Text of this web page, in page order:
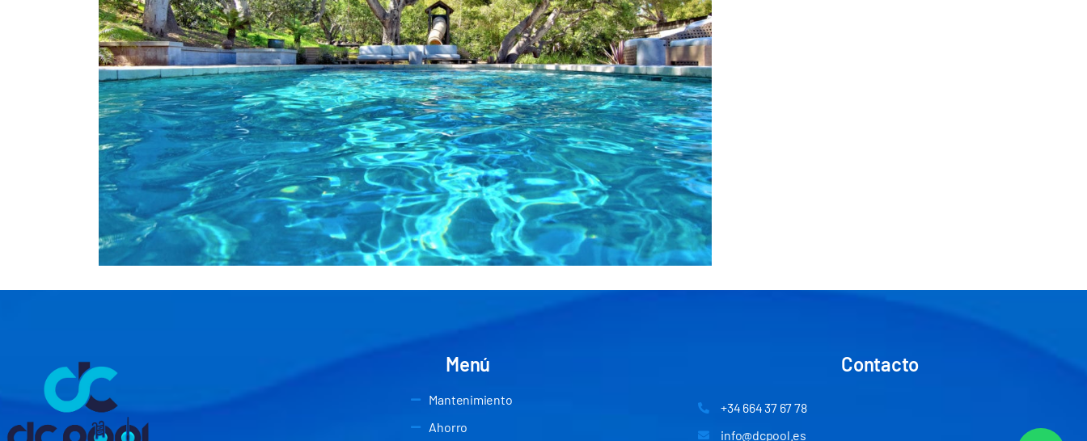
Menú
Mantenimiento
Ahorro
Contacto
+34 664 37 67 78
info@dcpool.es